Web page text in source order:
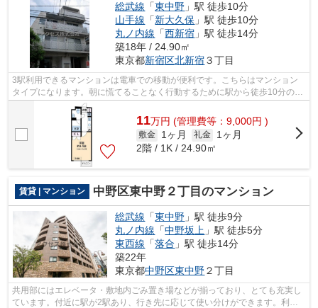
総武線 「東中野 」駅 徒歩10分
山手線 「新大久保 」駅 徒歩10分
丸ノ内線 「西新宿 」駅 徒歩14分
築18年 / 24.90㎡
東京都新宿区北新宿３丁目
3駅利用できるマンションは電車での移動が便利です。こちらはマンション
タイプになります。朝に慌てることなく行動するために駅から徒歩10分の駅
近マンションはいかがでしょうか。初期...
11万円 (管理費等：9,000円 )
敷金 1ヶ月 礼金
1ヶ月
2階 / 1K / 24.90㎡
賃貸 | マンション 中野区東中野２丁目のマンション
総武線 「東中野 」駅 徒歩9分
丸ノ内線 「中野坂上 」駅 徒歩5分
東西線 「落合 」駅 徒歩14分
築22年
東京都中野区東中野２丁目
共用部にはエレベータ・敷地内ごみ置き場などが揃っており、とても充実し
ています。付近に駅が2駅あり、行き先に応じて使い分けができます。利便